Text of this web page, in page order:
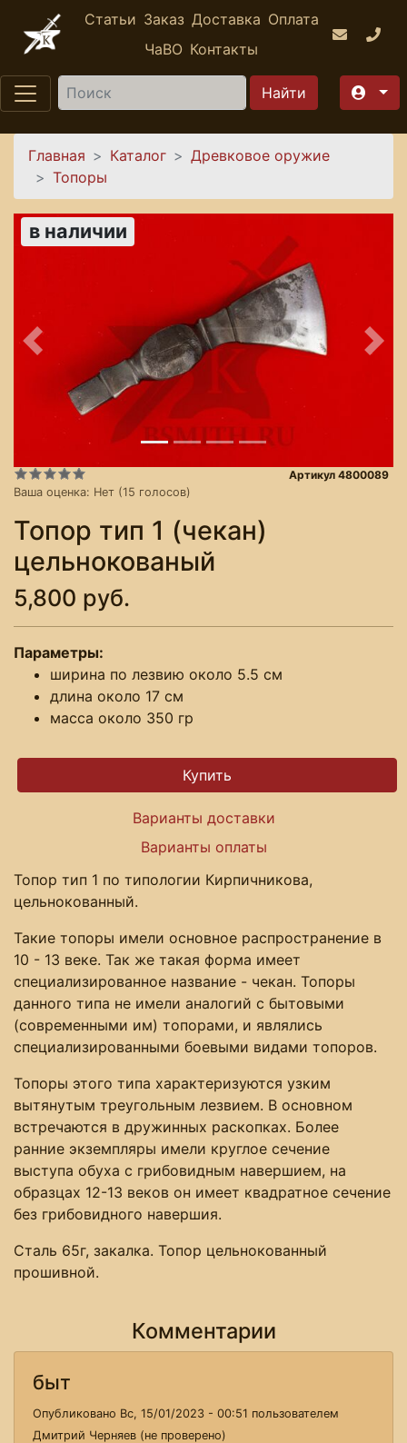
Перейти к основному содержанию
Статьи Заказ Доставка Оплата
ЧаВО Контакты
Найти
Вы здесь
Главная Каталог
Древковое оружие
Топоры
в наличии
Предыдущее
Ваша оценка: Нет (15 голосов)
Артикул 4800089
Топор тип 1 (чекан)
цельнокованый
5,800 руб.
Параметры:
ширина по лезвию около 5.5 см
длина около 17 см
масса около 350 гр
Варианты доставки
Варианты оплаты
Топор тип 1 по типологии Кирпичникова,
цельнокованный.
Такие топоры имели основное распространение в
10 - 13 веке. Так же такая форма имеет
специализированное название - чекан. Топоры
данного типа не имели аналогий с бытовыми
(современными им) топорами, и являлись
специализированными боевыми видами топоров.
Топоры этого типа характеризуются узким
вытянутым треугольным лезвием. В основном
встречаются в дружинных раскопках. Более
ранние экземпляры имели круглое сечение
выступа обуха с грибовидным навершием, на
образцах 12-13 веков он имеет квадратное сечение
без грибовидного навершия.
Сталь 65г, закалка. Топор цельнокованный
прошивной.
Комментарии
быт
Опубликовано Вс, 15/01/2023 - 00:51 пользователем
Дмитрий Черняев (не проверено)